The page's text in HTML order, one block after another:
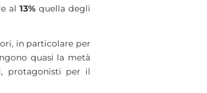
al 13%quella degli
in particolare per
quasi la metà
protagonisti per il